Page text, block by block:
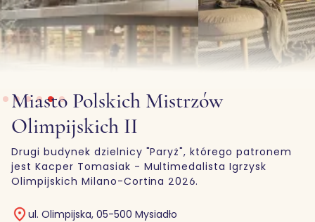
Slide 5 of 6.
Miasto Polskich Mistrzów
Olimpijskich II
Drugi budynek dzielnicy "Paryż", którego patronem
jest Kacper Tomasiak - Multimedalista Igrzysk
Olimpijskich Milano-Cortina 2026.
ul. Olimpijska, 05-500 Mysiadło